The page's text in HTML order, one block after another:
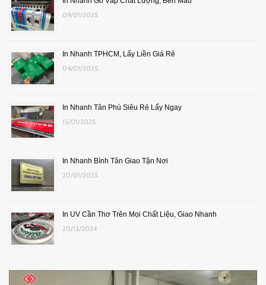
09/01/2025
In Nhanh TPHCM, Lấy Liền Giá Rẻ
04/01/2025
In Nhanh Tân Phú Siêu Rẻ Lấy Ngay
15/01/2025
In Nhanh Bình Tân Giao Tận Nơi
20/01/2025
In UV Cần Thơ Trên Mọi Chất Liệu, Giao Nhanh
20/12/2024